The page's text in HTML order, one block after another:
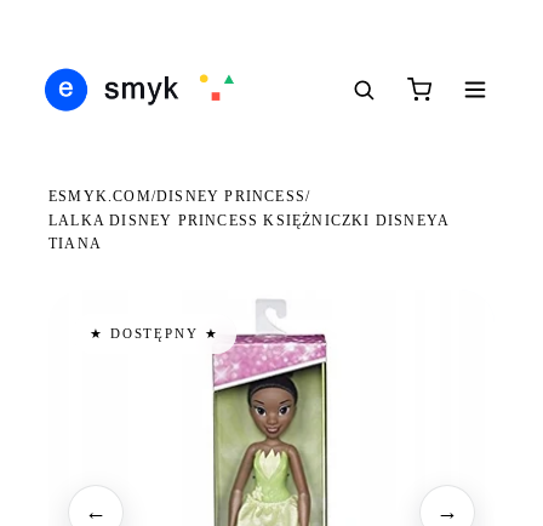
ESMYK.COM/DISNEY PRINCESS/
LALKA DISNEY PRINCESS KSIĘŻNICZKI DISNEYA
TIANA
★ DOSTĘPNY ★
← →